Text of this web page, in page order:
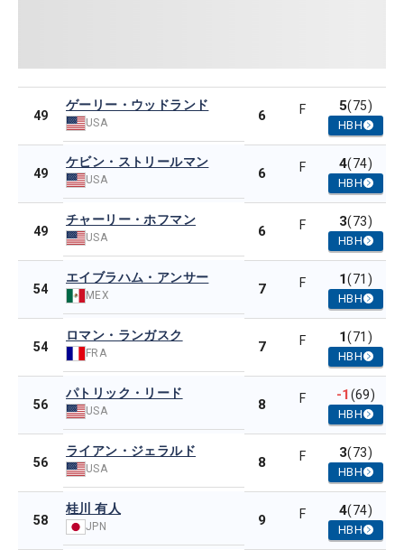
49
ゲーリー・ウッドランド
USA 6 F 5(75)
HBH
49
ケビン・ストリールマン
USA 6 F 4(74)
HBH
49
チャーリー・ホフマン
USA 6 F 3(73)
HBH
54
エイブラハム・アンサー
MEX 7 F 1(71)
HBH
54
ロマン・ランガスク
FRA 7 F 1(71)
HBH
56
パトリック・リード
USA 8 F -1(69)
HBH
56
ライアン・ジェラルド
USA 8 F 3(73)
HBH
58
桂川 有人
JPN 9 F 4(74)
HBH